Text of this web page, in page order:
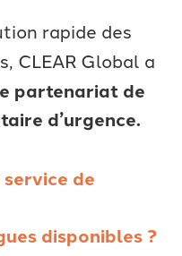
rapide des
CLEAR Global a
partenariat de
d’urgence.
de
disponibles ?